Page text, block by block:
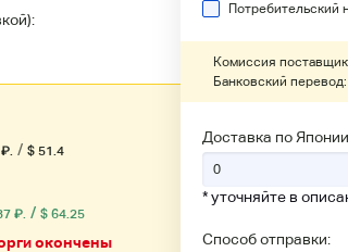
₽. / $ 51.4
₽. / $ 64.25
окончены
Потребительский
Комиссия
Банковский перевод:
Доставка по
* уточняйте в
Способ отправки: